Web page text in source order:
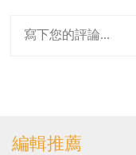
編輯推薦